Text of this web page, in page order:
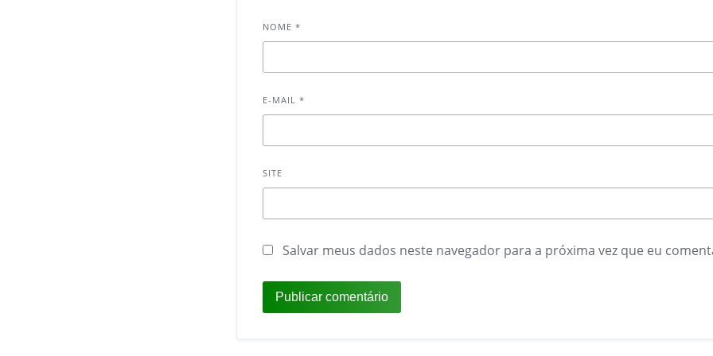
NOME*
E-MAIL*
SITE
Salvar meus dados neste navegador para a próxima vez que eu